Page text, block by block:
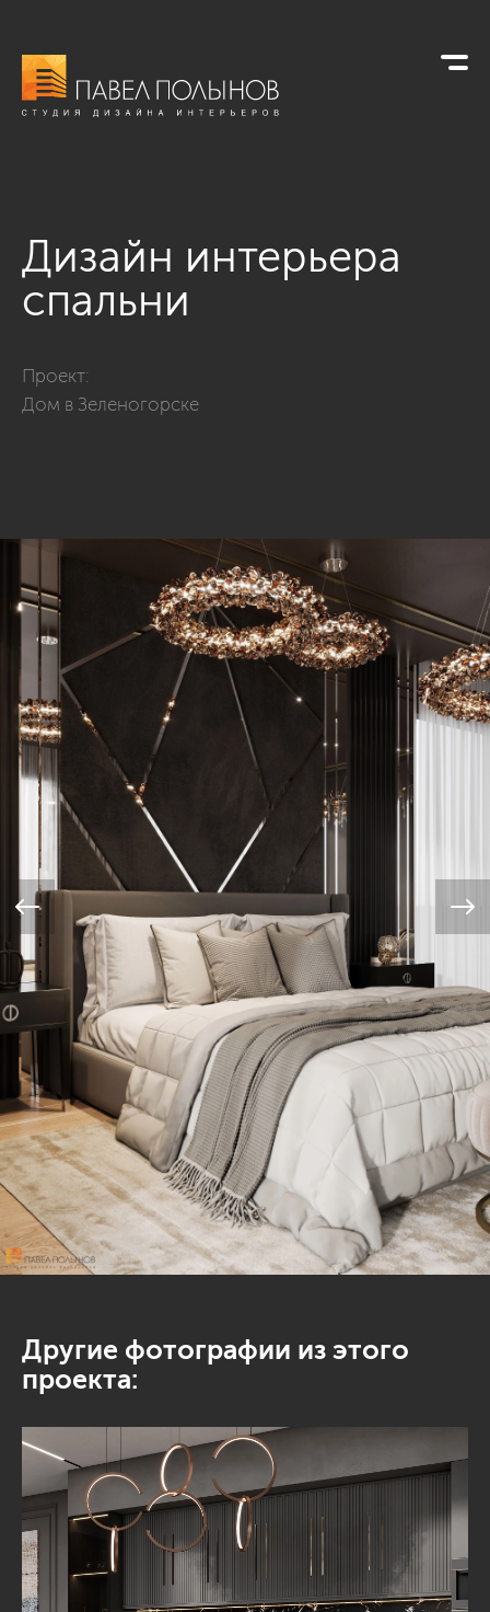
Дизайн интерьера
спальни
Проект:
Дом в Зеленогорске
Другие фотографии из этого
проекта: